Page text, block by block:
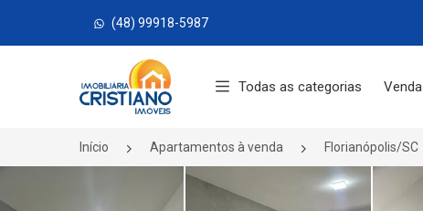
(48) 99918-5987
Página inicial
Todas as categorias Venda
Início Apartamentos à venda Florianópolis/SC